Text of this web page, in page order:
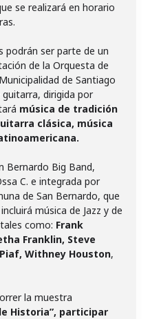
se realizará en horario
podrán ser parte de un
de la Orquesta de
de Santiago
dirigida por
música de tradición
clásica, música
Bernardo Big Band,
C. e integrada por
de San Bernardo, que
música de Jazz y de
como: Frank
Franklin, Steve
Withney Houston,
la muestra
Historia”, participar